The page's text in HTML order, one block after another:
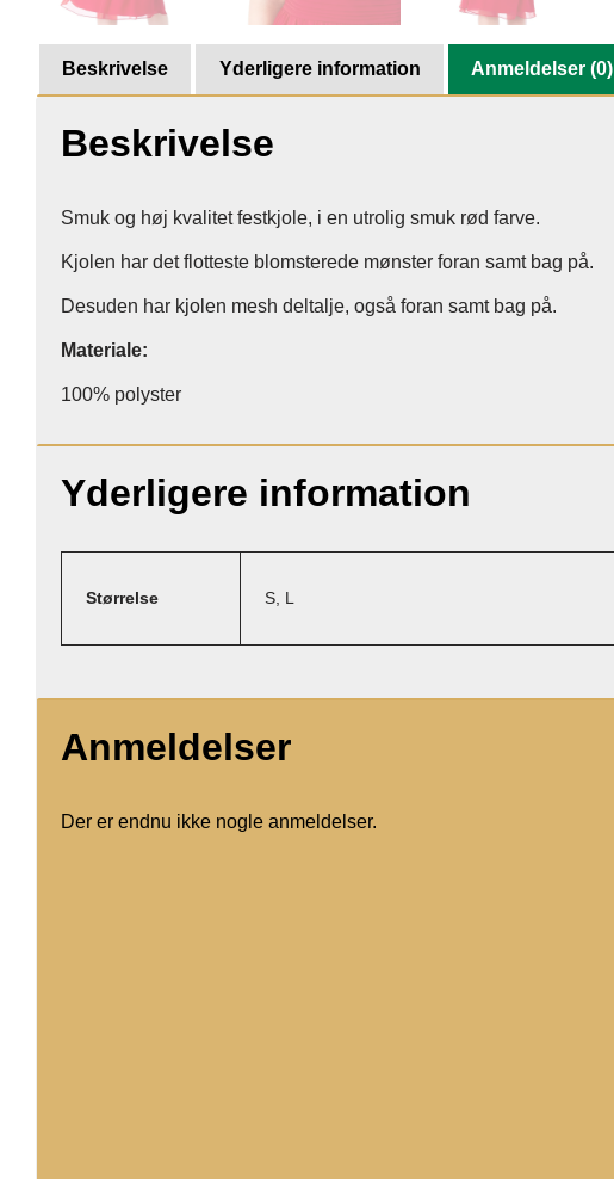
Beskrivelse Yderligere information Anmeldelser (0)
Beskrivelse
Smuk og høj kvalitet festkjole, i en utrolig smuk rød farve.
Kjolen har det flotteste blomsterede mønster foran samt bag på.
Desuden har kjolen mesh deltalje, også foran samt bag på.
Materiale:
100% polyster
Yderligere information
Størrelse S, L
Anmeldelser
Der er endnu ikke nogle anmeldelser.